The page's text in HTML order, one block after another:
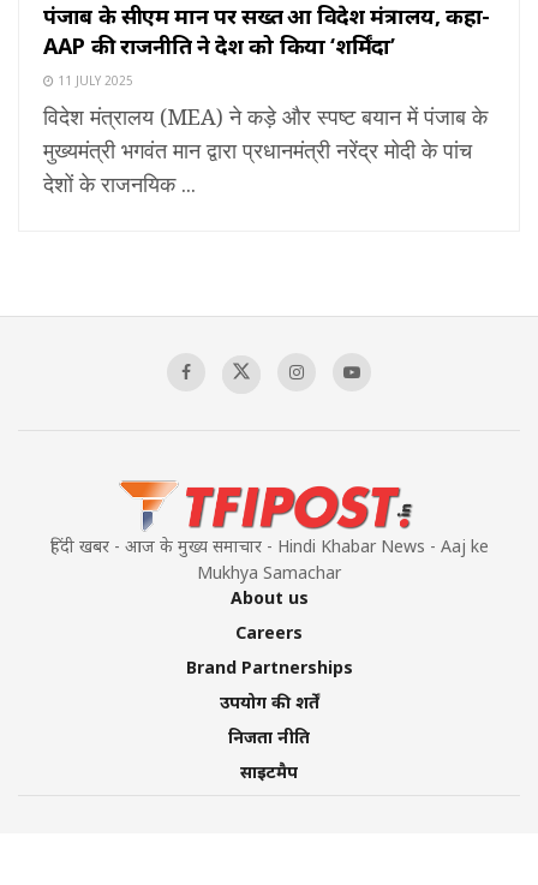
पंजाब के सीएम मान पर सख्त हुआ विदेश मंत्रालय, कहा-
AAP की राजनीति ने देश को किया ‘शर्मिंदा’
11 JULY 2025
विदेश मंत्रालय (MEA) ने कड़े और स्पष्ट बयान में पंजाब के
मुख्यमंत्री भगवंत मान द्वारा प्रधानमंत्री नरेंद्र मोदी के पांच
देशों के राजनयिक ...
हिंदी खबर - आज के मुख्य समाचार - Hindi Khabar News - Aaj ke
Mukhya Samachar
About us
Careers
Brand Partnerships
उपयोग की शर्तें
निजता नीति
साइटमैप